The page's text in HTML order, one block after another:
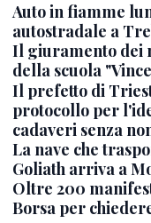
Auto in fiamme
autostradale a
Il giuramento dei
della scuola
Il prefetto di
protocollo per
cadaveri senza
La nave che
Goliath arriva a
Oltre 200
Borsa per